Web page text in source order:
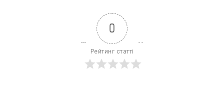
0
Рейтинг статті